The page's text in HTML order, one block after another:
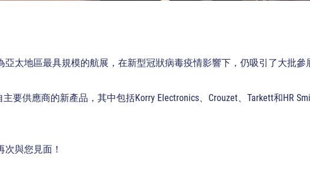
太地區最具規模的航展，在新型冠狀病毒疫情影響下，仍吸引了大批參
要供應商的新產品，其中包括Korry Electronics、Crouzet、Tarkett和HR
與您見面！